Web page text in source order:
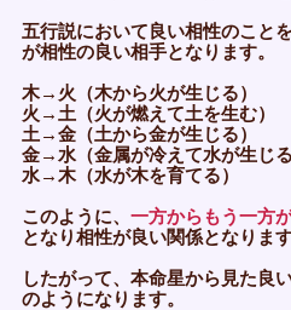
五行説において良い相性のこと
が相性の良い相手となります。
木→火（木から火が生じる）
火→土（火が燃えて土を生む）
土→金（土から金が生じる）
金→水（金属が冷えて水が生じる
水→木（水が木を育てる）
このように、 一方からもう一方
となり相性が良い関係となります
したがって、本命星から見た良
のようになります。